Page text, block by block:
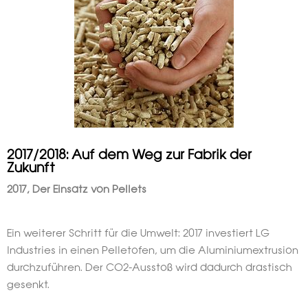
2017/2018: Auf dem Weg zur Fabrik der
Zukunft
2017, Der Einsatz von Pellets
Ein weiterer Schritt für die Umwelt: 2017 investiert LG
Industries in einen Pelletofen, um die Aluminiumextrusion
durchzuführen. Der CO2-Ausstoß wird dadurch drastisch
gesenkt.